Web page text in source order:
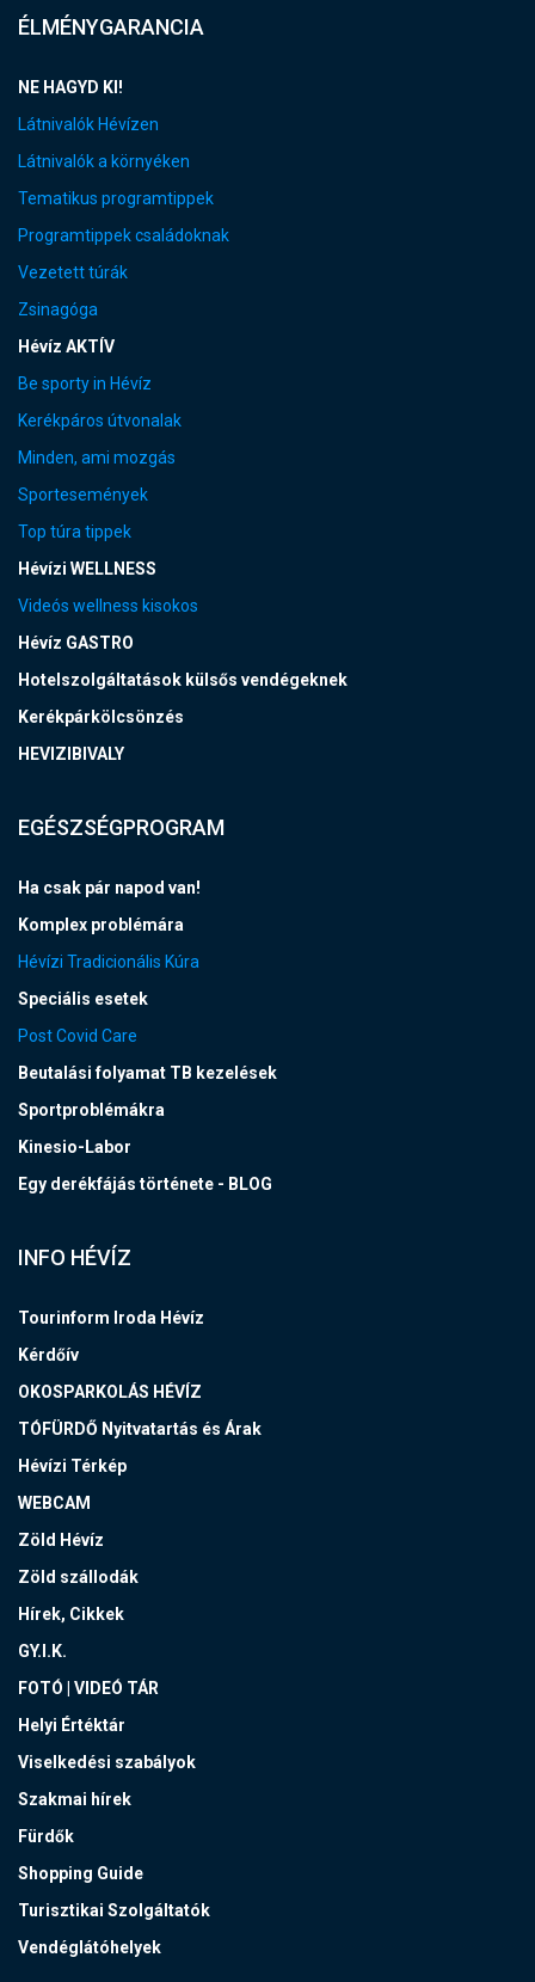
ÉLMÉNYGARANCIA
NE HAGYD KI!
Látnivalók Hévízen
Látnivalók a környéken
Tematikus programtippek
Programtippek családoknak
Vezetett túrák
Zsinagóga
Hévíz AKTÍV
Be sporty in Hévíz
Kerékpáros útvonalak
Minden, ami mozgás
Sportesemények
Top túra tippek
Hévízi WELLNESS
Videós wellness kisokos
Hévíz GASTRO
Hotelszolgáltatások külsős vendégeknek
Kerékpárkölcsönzés
HEVIZIBIVALY
EGÉSZSÉGPROGRAM
Ha csak pár napod van!
Komplex problémára
Hévízi Tradicionális Kúra
Speciális esetek
Post Covid Care
Beutalási folyamat TB kezelések
Sportproblémákra
Kinesio-Labor
Egy derékfájás története - BLOG
INFO HÉVÍZ
Tourinform Iroda Hévíz
Kérdőív
OKOSPARKOLÁS HÉVÍZ
TÓFÜRDŐ Nyitvatartás és Árak
Hévízi Térkép
WEBCAM
Zöld Hévíz
Zöld szállodák
Hírek, Cikkek
GY.I.K.
FOTÓ | VIDEÓ TÁR
Helyi Értéktár
Viselkedési szabályok
Szakmai hírek
Fürdők
Shopping Guide
Turisztikai Szolgáltatók
Vendéglátóhelyek